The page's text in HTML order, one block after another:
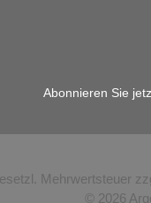
Abonnieren Sie
Mehrwertsteuer
© 2026